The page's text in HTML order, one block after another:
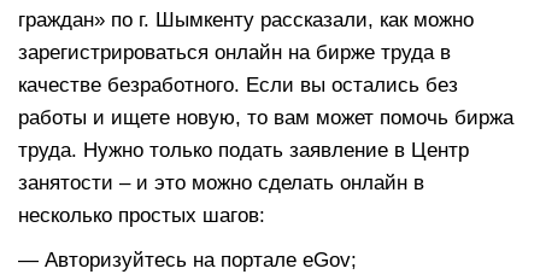
граждан» по г. Шымкенту рассказали, как можно
зарегистрироваться онлайн на бирже труда в
качестве безработного. Если вы остались без
работы и ищете новую, то вам может помочь биржа
труда. Нужно только подать заявление в Центр
занятости – и это можно сделать онлайн в
несколько простых шагов:
— Авторизуйтесь на портале eGov;